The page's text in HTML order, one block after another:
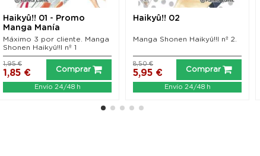
Haikyû!! 01 - Promo
Manga Manía
Máximo 3 por cliente. Manga
Shonen Haikyû!!l nº 1
1,85 €
1,95 €
Comprar
Envío 24/48 h
Haikyû!! 02
Manga Shonen Haikyû!!l nº 2.
5,95 €
8,50 €
Comprar
Envío 24/48 h